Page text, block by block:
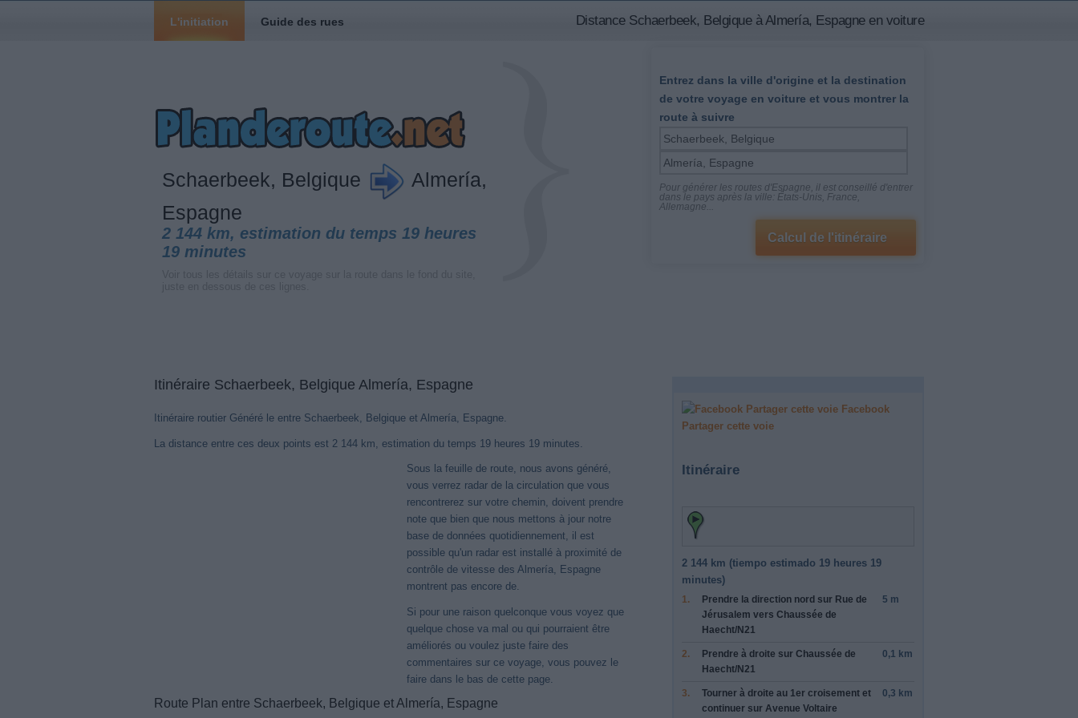
Distance Schaerbeek, Belgique à Almería, Espagne en voiture
L'initiation Guide des rues
Schaerbeek, Belgique
Almería,
Espagne
2 144 km, estimation du temps 19 heures
19 minutes
Entrez dans la ville d'origine et la destination
de votre voyage en voiture et vous montrer la
route à suivre
Pour générer les routes d'Espagne, il est conseillé d'entrer
dans le pays après la ville: États-Unis, France,
Allemagne...
Itinéraire Schaerbeek, Belgique Almería, Espagne
Itinéraire routier Généré le entre Schaerbeek, Belgique et Almería, Espagne.
La distance entre ces deux points est 2 144 km, estimation du temps 19 heures 19 minutes.
Sous la feuille de route, nous avons généré,
vous verrez radar de la circulation que vous
rencontrerez sur votre chemin, doivent prendre
note que bien que nous mettons à jour notre
base de données quotidiennement, il est
possible qu'un radar est installé à proximité de
contrôle de vitesse des Almería, Espagne
montrent pas encore de.
Si pour une raison quelconque vous voyez que
quelque chose va mal ou qui pourraient être
améliorés ou voulez juste faire des
commentaires sur ce voyage, vous pouvez le
faire dans le bas de cette page.
Route Plan entre Schaerbeek, Belgique et Almería, Espagne
Facebook
Partager cette voie
Itinéraire
2 144 km (tiempo estimado 19 heures 19
minutes)
1. Prendre la direction nord sur Rue de
Jérusalem vers Chaussée de
Haecht/N21
5 m
2. Prendre à droite sur Chaussée de
Haecht/N21
0,1 km
3. Tourner à droite au 1er croisement et
continuer sur Avenue Voltaire
0,3 km